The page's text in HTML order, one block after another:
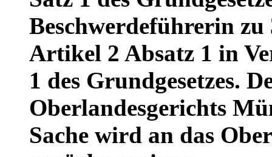
Beschwerdeführerin
Artikel 2 Absatz 1 in
1 des Grundgesetzes.
Oberlandesgerichts
Sache wird an das